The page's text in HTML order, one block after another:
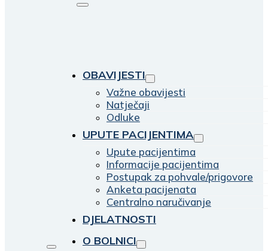
OBAVIJESTI
Važne obavijesti
Natječaji
Odluke
UPUTE PACIJENTIMA
Upute pacijentima
Informacije pacijentima
Postupak za pohvale/prigovore
Anketa pacijenata
Centralno naručivanje
DJELATNOSTI
O BOLNICI